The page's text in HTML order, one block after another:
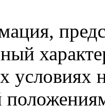
условиях